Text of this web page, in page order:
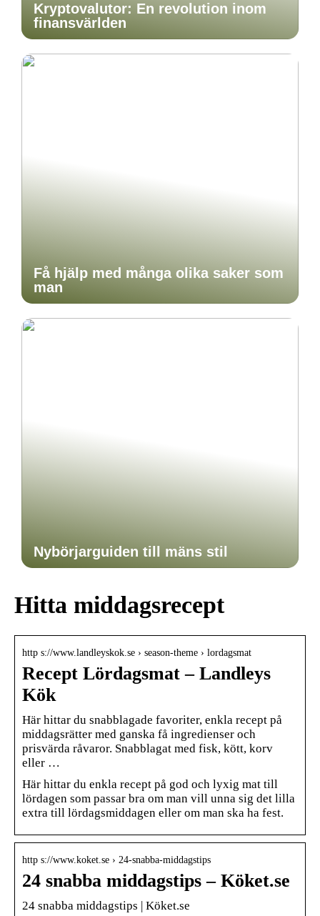
Kryptovalutor: En revolution inom
finansvärlden
Få hjälp med många olika saker som
man
Nybörjarguiden till mäns stil
Hitta middagsrecept
http s://www.landleyskok.se › season-theme › lordagsmat
Recept Lördagsmat – Landleys
Kök
Här hittar du snabblagade favoriter, enkla recept på
middagsrätter med ganska få ingredienser och
prisvärda råvaror. Snabblagat med fisk, kött, korv
eller …
Här hittar du enkla recept på god och lyxig mat till
lördagen som passar bra om man vill unna sig det lilla
extra till lördagsmiddagen eller om man ska ha fest.
http s://www.koket.se › 24-snabba-middagstips
24 snabba middagstips – Köket.se
24 snabba middagstips | Köket.se